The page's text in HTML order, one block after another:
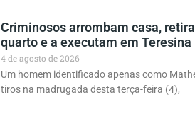
Criminosos arrombam casa,
quarto e a executam em Teresina
4 de agosto de 2026
Um homem identificado apenas como
tiros na madrugada desta terça-feira (4),